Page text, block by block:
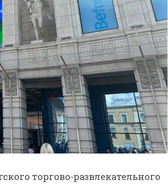
торгово-развлекательного